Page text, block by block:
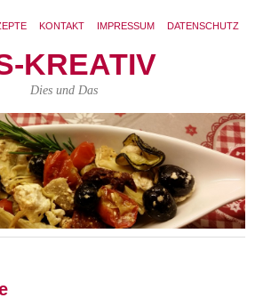
KONTAKT IMPRESSUM DATENSCHUTZ
KREATIV
Dies und Das